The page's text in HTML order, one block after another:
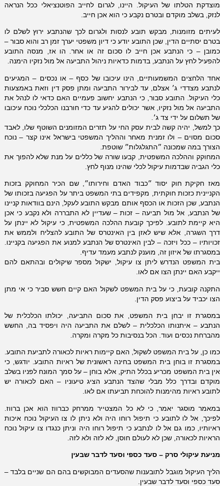
מוצדקת הטלתו של העיקול. היינו, לגרום לחייב הפוטנציאלי ככל הנראה
לנזק, בשלב מוקדם ובטרם נקבע כי הוא אכן חייב.
לעיתים מזומנות, מבקש תובע לנסות ולגרום לכך שהנתבע ירוץ לשלם לו
בטרם יסתיים הדין, שכן התובע יודע כי דיון משפטי יערך זמן רב והוא סבור –
כמובן – כי הנתבע אכן חייב לו סכום זה או אחר. הו אז, מנסה התובע
להפעיל לחץ על הנתבע, בדמות כדאיות ניהול התביעה אל מול נזקיו הימנה.
אחד הלחצים המשמעותיים, הינו עיכובו של כסף – או נכסים – המגיעים
לנתבע מצדדי ג׳ אצלם, עד לבירור התביעה ומתן פסק דין וזאת באמצעות
כלי העיקול. התובע סבור, כי הנתבע יחשוב פעמיים האם כדאי לו לנהל את
התביעה אל מול נזקיו, אשר יכולים להגיע עד כדי חורבנו הכלכלי נוכח עיכובו
של תשלום על ידי צד ג׳.
כך למשל, יהיה קשה לבית עסק החי על תזרים המזומנים השוטף שלו, לאבד
סכום מסוים – ולו זמנית מאחר וההליך המשפטי בישראל אינו קצר – נוכח
הצורך במה שמכונה ״התגלגלות״ שוטפת.
המחוקק וההלכה המשפטית, קבעו שורה של כללים על מנת שלא להפוך את
כלי הגביה שבדמות עיקול לכלי שהינו מנוף לחץ.
מאז חקיקת חוק יסוד ״כבוד האדם וחירותו״, שם הכיר המחוקק בזכות
הקניינית כזכות חוקתית, מקפידים בתי המשפט ביתר על הפגיעה בזכותו של
הנתבע, שכן הזכות או הכסף אותם מבקש התובע לעקל, הינם בוודאות קניינו
של הנתבע, אל מול תביעה – זכות – שעדיין לא התבררה ולא נקבע כי אכן
היא קיימת לתובע. לפיכך קובעת ההלכה המשפטית, כי עיקול לא יינתן על
דרך השגרה, אלא שיש לאזן בין האינטרס של התובע להצליח ולממש את
זכויותיו – ככל ויזכה – לבין האינטרס של הנתבע למנוע את הפגיעה בקניינו.
במסגרתו של איזון זה, מוענק לנתבע מעמד עדיף.
בית המשפט הנדרש ליתן צו עיקול, ישקול מספר שיקולים ובהתאם להם
ייקבע האם יינתן הצו אם לאו.
התקנה קובעת, כי על בית המשפט לשקול האם קיים חשש סביר כי אי מתן
הצו יכביד על ביצוע פסק הדין.
במסגרת זו יבחן בית המשפט, את סכום התביעה, יכולתו הכלכלית של
הנתבע – איתנותו הכלכלית – לשלם את התביעה היה ויפסיד בה, החשש
מהברחת נכסים ועוד. הכל בנסיבות כל מקרה ומקרה.
כמו כן, על בית המשפט לשקול, האם קיימות ראיות לכאורה לתביעת התובע.
במסגרת זו בוחן בית המשפט בחינה ראשונית של ראיות התובע. יודגש, כי
אין בית המשפט מכריע בכלל התיק, אלא בוחן – על סמך המונח לפניו בשלב
מוקדם ובדרך כלל מבלי שהצד הנתבע הציג טיעוניו – האם לכאורה יש
לתובע ראיות מהימנות להוכחת תביעתו אם לאו.
במאמר מוסגר יאמר, כי לא כל המצטייר ממרחק כברווז הוא אכן ברווז.
לפיכך, אל לו לתובע כי תיפול רוחו היה ולא ניתן לו צו העיקול נוכח איכות
ראיותיו, כמו גם אל לו לנתבע כי תיפול רוחו היה וניתן כנגדו צו עיקול נוכח
הראיות לכאורה, שכן לא לעולם חוסן, לא לזה ולא לזה.
מניעת עיקולי סרק – סעד כספי וסעד לדבר שבעין
הליך העיקול מוגבל לתובענות שהסעדים המבוקשים בהם הם שניים בלבד –
סעד כספי וסעד לדבר שבעין.